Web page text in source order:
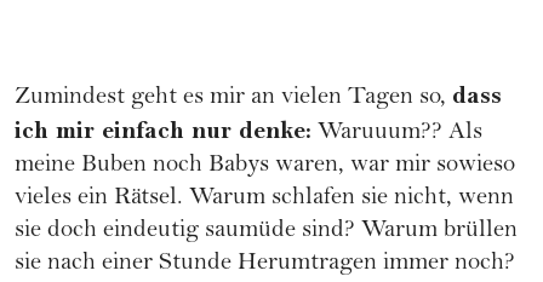
Zumindest geht es mir an vielen Tagen so, dass
ich mir einfach nur denke: Waruuum?? Als
meine Buben noch Babys waren, war mir sowieso
vieles ein Rätsel. Warum schlafen sie nicht, wenn
sie doch eindeutig saumüde sind? Warum brüllen
sie nach einer Stunde Herumtragen immer noch?